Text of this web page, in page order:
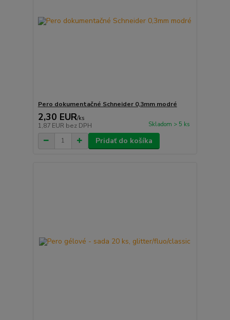
Pero dokumentačné Schneider 0,3mm modré
2,30 EUR/ks
1,87 EUR bez DPH Skladom > 5 ks
Pridať do košíka